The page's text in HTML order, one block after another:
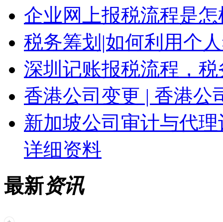
企业网上报税流程是
税务筹划|如何利用个
深圳记账报税流程，
香港公司变更 | 香港公
新加坡公司审计与代
详细资料
最新资讯